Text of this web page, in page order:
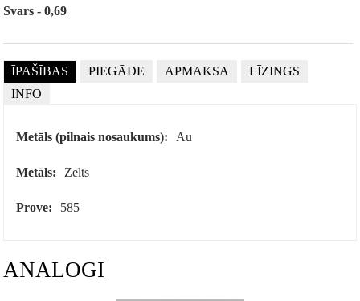
Svars - 0,69
ĪPAŠĪBAS PIEGĀDE APMAKSA
LĪZINGS
INFO
Metāls (pilnais nosaukums): Au
Metāls: Zelts
Prove: 585
ANALOGI